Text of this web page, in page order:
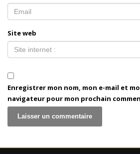
Site web
Enregistrer mon nom, mon e-mail et
navigateur pour mon prochain